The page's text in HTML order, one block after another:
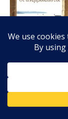
Η ιστοσελίδα